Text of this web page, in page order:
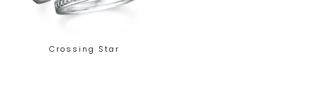
Crossing Star